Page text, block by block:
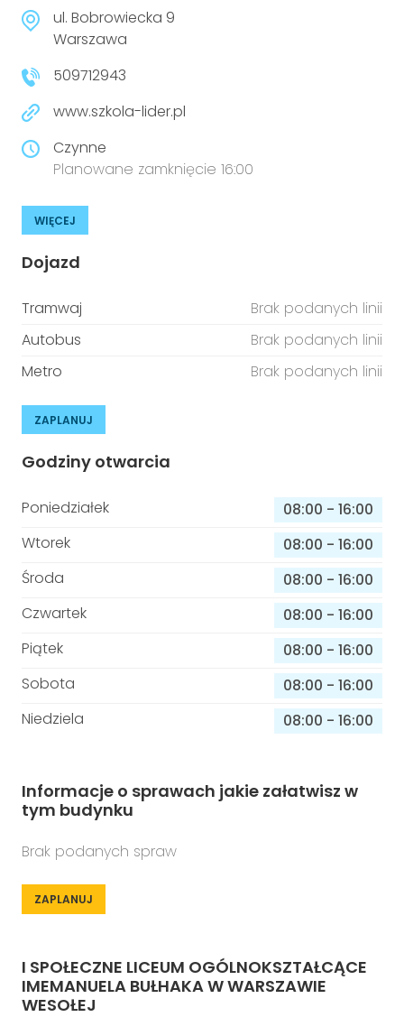
niepełnosprawnościami
Prawa osób z niepełnosprawnościami
Aktualności
Urządzenia IoT
ul. Bobrowiecka 9
Warszawa
509712943
www.szkola-lider.pl
Czynne
Planowane zamknięcie 16:00
WIĘCEJ
Dojazd
Tramwaj
Brak podanych linii
Autobus
Brak podanych linii
Metro
Brak podanych linii
ZAPLANUJ
Godziny otwarcia
Poniedziałek 08:00 - 16:00
Wtorek
08:00 - 16:00
Środa
08:00 - 16:00
Czwartek
08:00 - 16:00
Piątek
08:00 - 16:00
Sobota
08:00 - 16:00
Niedziela
08:00 - 16:00
Informacje o sprawach jakie załatwisz w
tym budynku
Brak podanych spraw
ZAPLANUJ
I SPOŁECZNE LICEUM OGÓLNOKSZTAŁCĄCE
IMEMANUELA BUŁHAKA W WARSZAWIE
WESOŁEJ